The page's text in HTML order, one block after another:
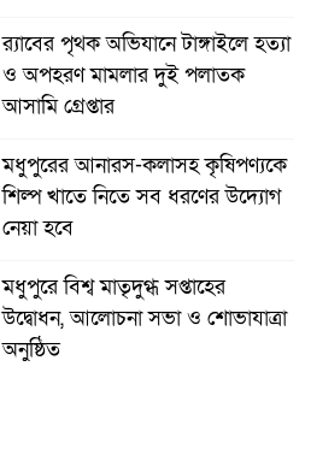
র‌্যাবের পৃথক অভিযানে টাঙ্গাইলে হত্যা
ও অপহরণ মামলার দুই পলাতক
আসামি গ্রেপ্তার
মধুপুরের আনারস-কলাসহ কৃষিপণ্যকে
শিল্প খাতে নিতে সব ধরণের উদ্যোগ
নেয়া হবে
মধুপুরে বিশ্ব মাতৃদুগ্ধ সপ্তাহের
উদ্বোধন, আলোচনা সভা ও শোভাযাত্রা
অনুষ্ঠিত